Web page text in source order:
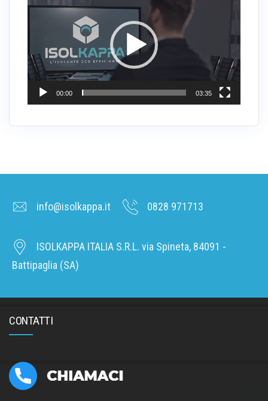
Player
00:00 03:35
info@isolkappa.it 0828 971713
ISOLKAPPA ITALIA S.R.L. via Spineta, 84091 -
Battipaglia (SA)
CONTATTI